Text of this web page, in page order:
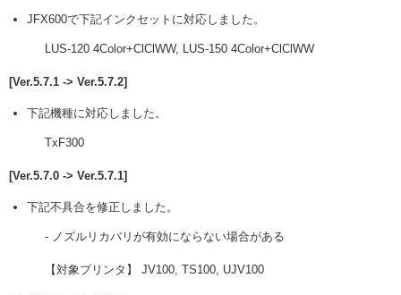
JFX600で下記インクセットに対応しました。
LUS-120 4Color+ClClWW, LUS-150 4Color+ClClWW
[Ver.5.7.1 -> Ver.5.7.2]
下記機種に対応しました。
TxF300
[Ver.5.7.0 -> Ver.5.7.1]
下記不具合を修正しました。
- ノズルリカバリが有効にならない場合がある
【対象プリンタ】 JV100, TS100, UJV100